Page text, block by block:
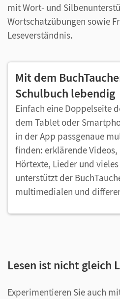
mit Wort- und
Wortschatzübungen sowie
Leseverständnis.
Mit dem
Schulbuch lebendig
Einfach eine Doppelseite
dem Tablet oder
in der App passgenaue
finden: erklärende
Hörtexte, Lieder und
unterstützt der
multimedialen und
Lesen ist nicht gleich
Experimentieren Sie auch